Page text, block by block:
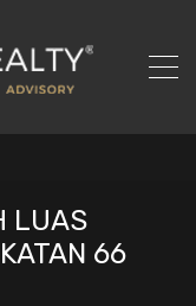
LUAS
66